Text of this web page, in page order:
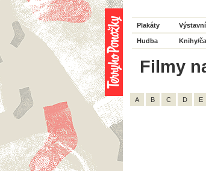
Plakáty
Hudba Knihy/
Filmy
A B C D E